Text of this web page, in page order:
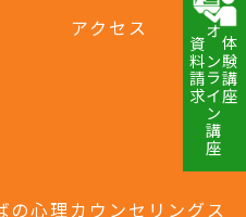
アクセス
体験講座
オンライン講座
資料請求
心理カウンセリングス